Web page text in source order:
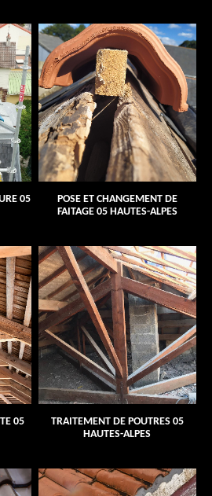
05
POSE ET CHANGEMENT DE
FAITAGE 05 HAUTES-ALPES
05
TRAITEMENT DE POUTRES 05
HAUTES-ALPES